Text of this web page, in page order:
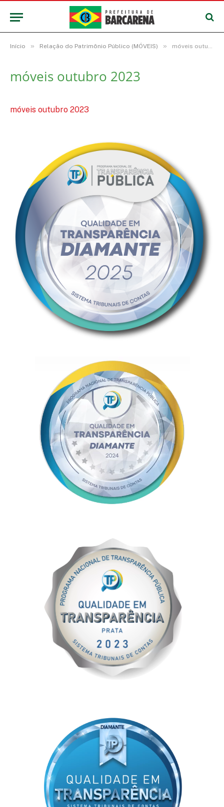
Início » Relação do Patrimônio Público (MÓVEIS) » móveis outubro 2023
móveis outubro 2023
móveis outubro 2023